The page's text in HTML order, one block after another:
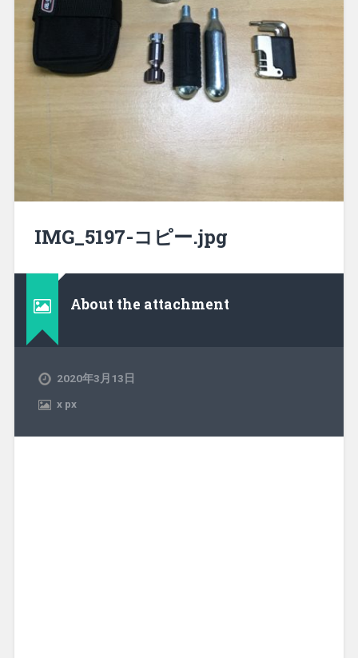
IMG_5197-コピー.jpg
About the attachment
2020年3月13日
xpx